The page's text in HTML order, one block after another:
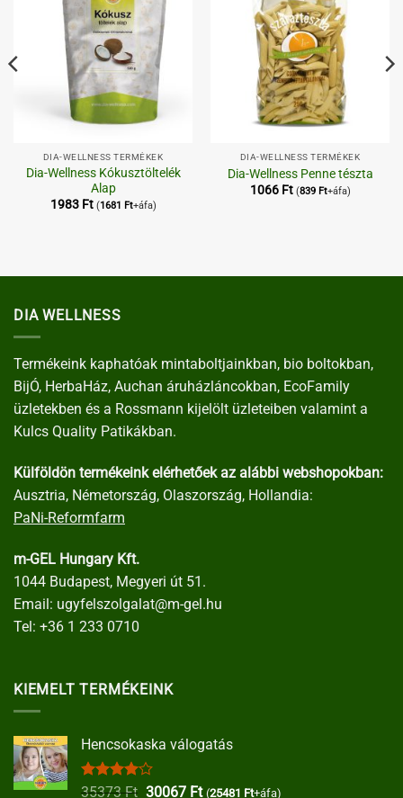
DIA-WELLNESS TERMÉKEK
Dia-Wellness Kókusztöltelék
Alap
1983 Ft (1681 Ft+áfa)
DIA-WELLNESS TERMÉKEK
Dia-Wellness Penne tészta
1066 Ft (839 Ft+áfa)
DIA WELLNESS
Termékeink kaphatóak mintaboltjainkban, bio boltokban,
BijÓ, HerbaHáz, Auchan áruházláncokban, EcoFamily
üzletekben és a Rossmann kijelölt üzleteiben valamint a
Kulcs Quality Patikákban.
Külföldön termékeink elérhetőek az alábbi webshopokban:
Ausztria, Németország, Olaszország, Hollandia:
PaNi-Reformfarm
m-GEL Hungary Kft.
1044 Budapest, Megyeri út 51.
Email: ugyfelszolgalat@m-gel.hu
Tel: +36 1 233 0710
KIEMELT TERMÉKEINK
Hencsokaska válogatás
Értékelés:
35373Ft Original
30067 FtCurrent
(25481 Ft+áfa)